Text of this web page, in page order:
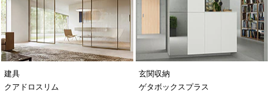
建具
クアドロスリム
玄関収納
ゲタボックスプラス